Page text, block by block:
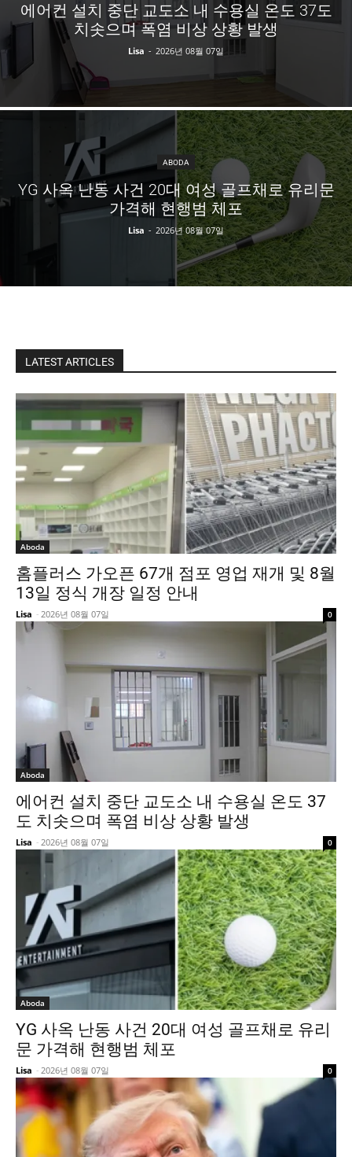
에어컨 설치 중단 교도소 내 수용실 온도 37도
치솟으며 폭염 비상 상황 발생
Lisa - 2026년 08월 07일
ABODA
YG 사옥 난동 사건 20대 여성 골프채로 유리문
가격해 현행범 체포
Lisa - 2026년 08월 07일
LATEST ARTICLES
Aboda
홈플러스 가오픈 67개 점포 영업 재개 및 8월
13일 정식 개장 일정 안내
Lisa - 2026년 08월 07일 0
Aboda
에어컨 설치 중단 교도소 내 수용실 온도 37
도 치솟으며 폭염 비상 상황 발생
Lisa - 2026년 08월 07일 0
Aboda
YG 사옥 난동 사건 20대 여성 골프채로 유리
문 가격해 현행범 체포
Lisa - 2026년 08월 07일 0